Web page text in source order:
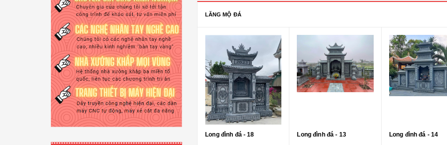
Rồng đá- Cá chép hóa rồng
Tỳ hưu đá
Voi đá
Sư tử đá
ĐÁ NỘI - NGOẠI THẤT
Sập đá- Biển hiệu
Lò sưởi đá
LĂNG MỘ ĐÁ
Long đình đá - 18 Long đình đá - 13 Long đình đá - 14